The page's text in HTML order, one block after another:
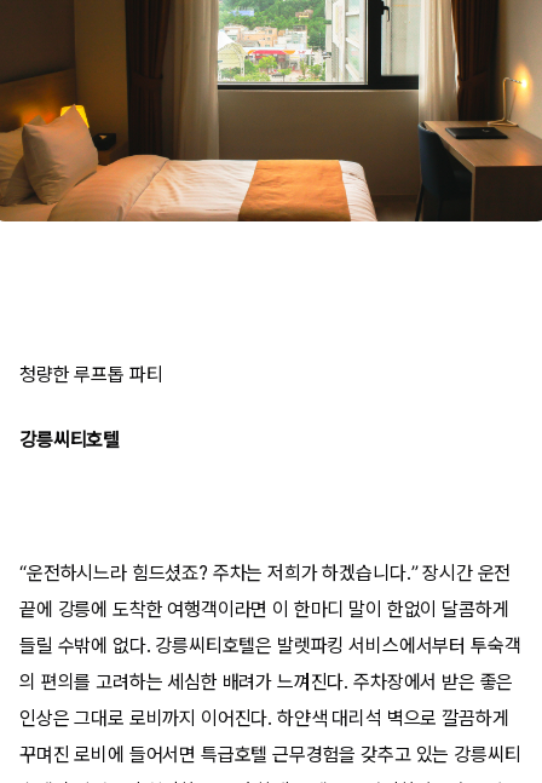
청량한 루프톱 파티
강릉씨티호텔
“운전하시느라 힘드셨죠? 주차는 저희가 하겠습니다.” 장시간 운전
끝에 강릉에 도착한 여행객이라면 이 한마디 말이 한없이 달콤하게
들릴 수밖에 없다. 강릉씨티호텔은 발렛파킹 서비스에서부터 투숙객
의 편의를 고려하는 세심한 배려가 느껴진다. 주차장에서 받은 좋은
인상은 그대로 로비까지 이어진다. 하얀색 대리석 벽으로 깔끔하게
꾸며진 로비에 들어서면 특급호텔 근무경험을 갖추고 있는 강릉씨티